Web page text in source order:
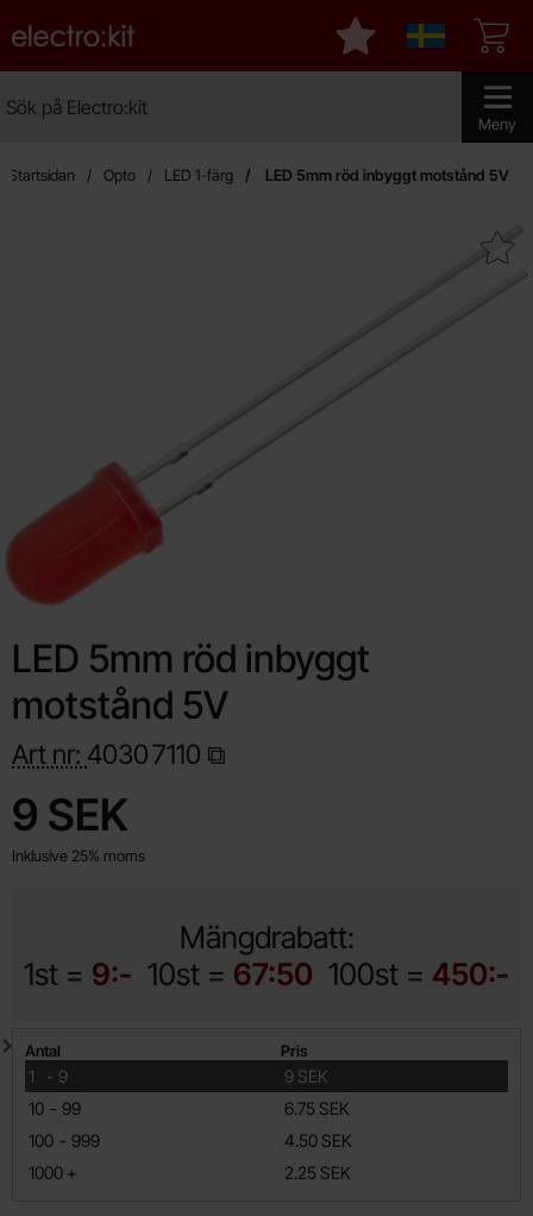
Meny
Startsidan för Electro:kit
Sverige
Mina favoriter
Startsidan Opto LED 1-färg LED 5mm röd inbyggt motstånd 5V
Makera lED 5mm röd inbyggt
LED 5mm röd inbyggt
motstånd 5V
Art nr: 40307110
pris
9 SEK
Inklusive 25% moms
Mängdrabatt:
1st = 9:- 10st = 67:50 100st = 450:-
Mängdrabatt
Antal Pris
1 -
till 9
9 SEK
10 -
till 99
6.75 SEK
100 -
till 999
4.50 SEK
1000 +
till 2.25 SEK